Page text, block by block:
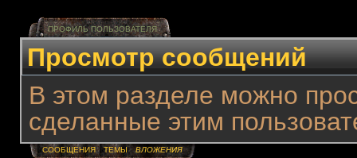
ПРОФИЛЬ ПОЛЬЗОВАТЕЛЯ
Просмотр сообщений
В этом разделе можно
сделанные этим
СООБЩЕНИЯ ТЕМЫ ВЛОЖЕНИЯ